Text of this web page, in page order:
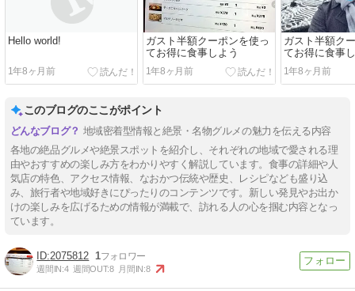
Hello world!
1年8ヶ月前
ガスト半額クーポンを使っ
てお得に食事しよう
1年8ヶ月前
ガスト半額ク
てお得に食事
1年8ヶ月前
このブログのここがポイント
地域密着型情報と絶景・名物グルメの魅力を伝える内容
各地の絶品グルメや絶景スポットを紹介し、それぞれの地域で愛される理
由やおすすめの楽しみ方をわかりやすく解説しています。食事の詳細や人
気店の特色、アクセス情報、なおかつ伝統や歴史、レシピなども盛り込
み、旅行者や地域好きにぴったりのコンテンツです。新しい発見やお出か
けの楽しみを広げるための情報が満載で、訪れる人の心を掴む内容となっ
ています。
2075812 1
週間IN:4 週間OUT:8 月間IN:8